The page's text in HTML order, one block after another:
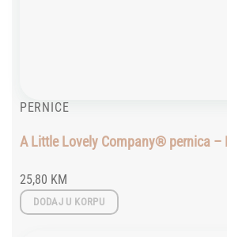
PERNICE
A Little Lovely Company® pernica –
25,80 KM
DODAJ U KORPU